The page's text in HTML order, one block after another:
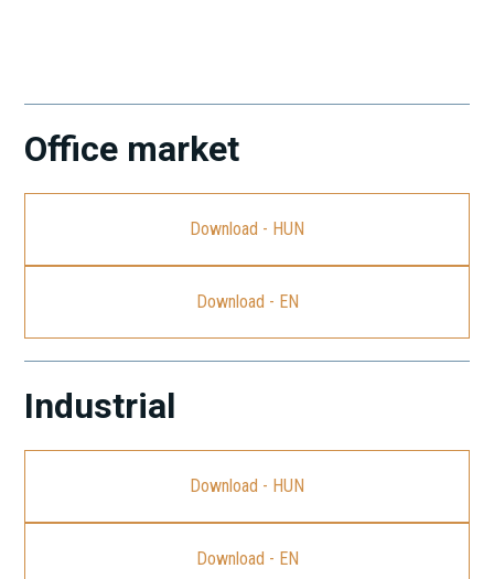
Office market
Download - HUN
Download - EN
Industrial
Download - HUN
Download - EN